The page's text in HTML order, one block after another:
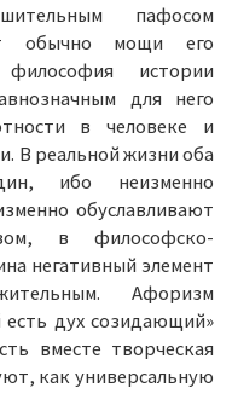
пафосом
обычно мощи его
истории
для него
в человеке и
В реальной жизни оба
ибо неизменно
обуславливают
в философско-
негативный элемент
Афоризм
дух созидающий»
вместе творческая
как универсальную